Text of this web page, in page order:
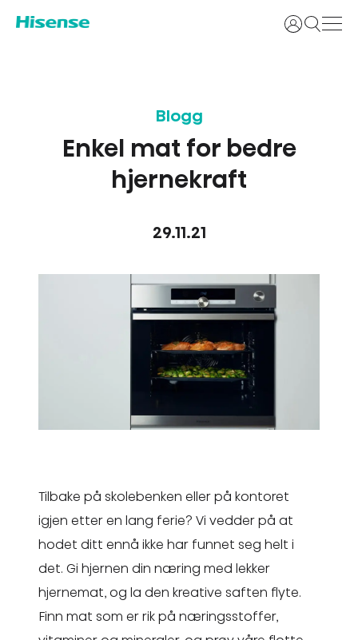
Logg inn
Blogg
Enkel mat for bedre
hjernekraft
29.11.21
Tilbake på skolebenken eller på kontoret
igjen etter en lang ferie? Vi vedder på at
hodet ditt ennå ikke har funnet seg helt i
det. Gi hjernen din næring med lekker
hjernemat, og la den kreative saften flyte.
Finn mat som er rik på næringsstoffer,